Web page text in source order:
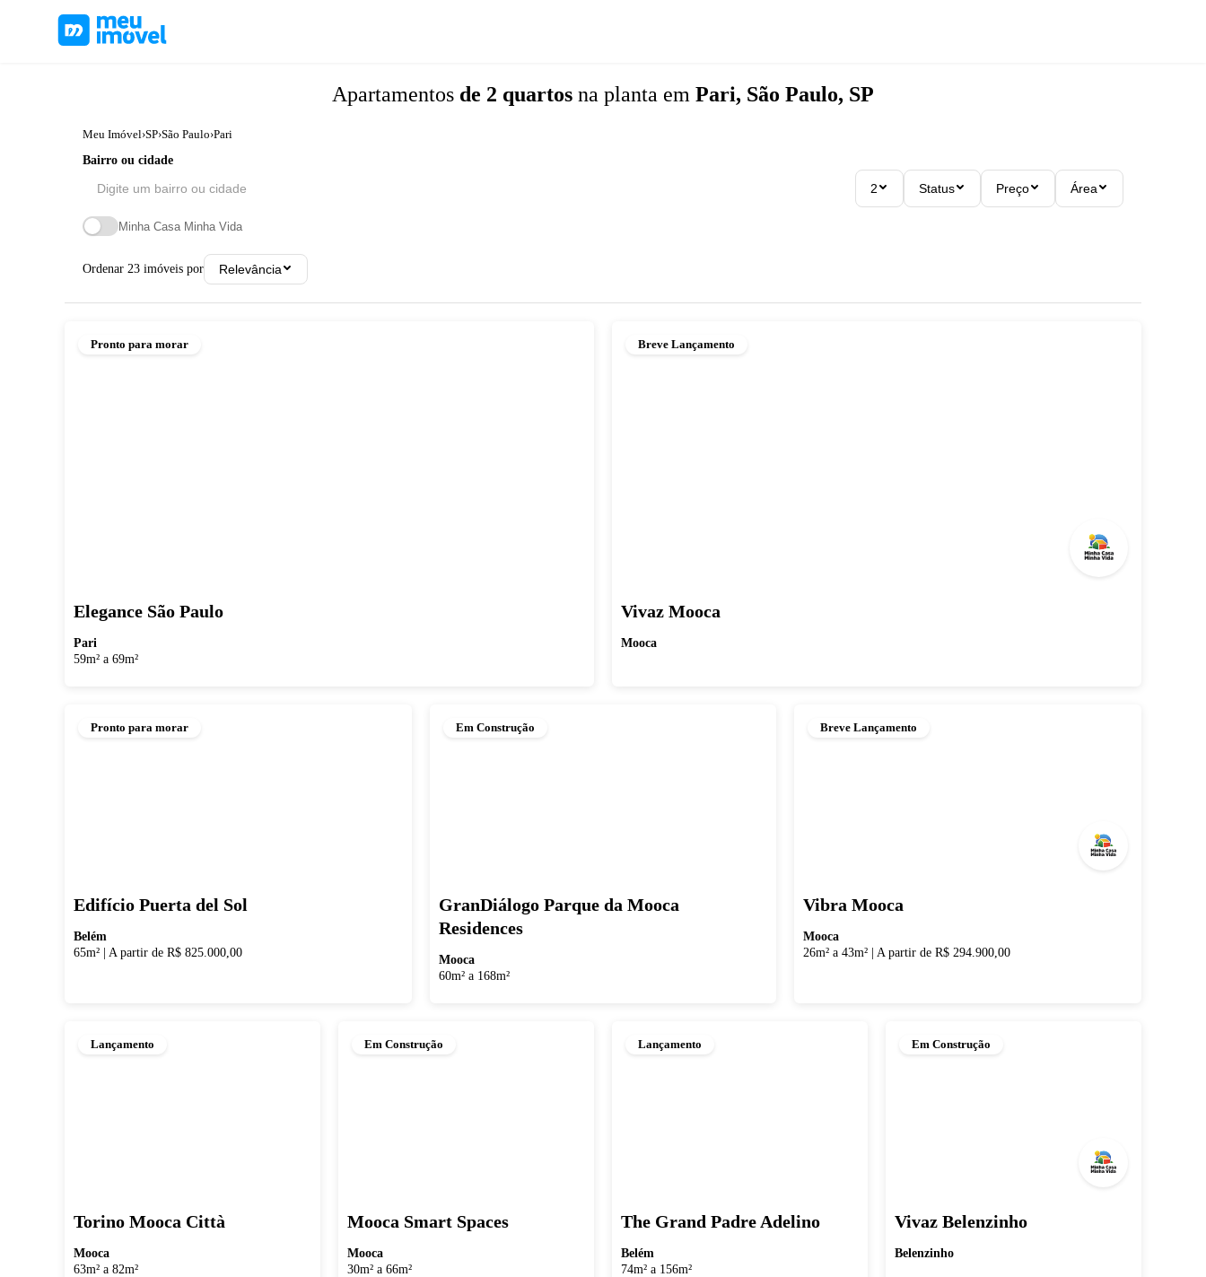
Apartamentos de 2 quartos na planta em Pari, São Paulo, SP
Meu Imóvel›SP›São Paulo›Pari
Bairro ou cidade
2 Status Preço Área
Minha Casa Minha Vida
Ordenar 23 imóveis por Relevância
Pronto para morar
Elegance São Paulo
Pari
59m² a 69m²
Breve Lançamento
Vivaz Mooca
Mooca
Pronto para morar
Edifício Puerta del Sol
Belém
65m²
A partir de R$ 825.000,00
Em Construção
GranDiálogo Parque da Mooca
Residences
Mooca
60m² a 168m²
Breve Lançamento
Vibra Mooca
Mooca
26m² a 43m² |A partir de R$ 294.900,00
Lançamento
Torino Mooca Città
Mooca
63m² a 82m²
Em Construção
Mooca Smart Spaces
Mooca
30m² a 66m²
Lançamento
The Grand Padre Adelino
Belém
74m² a 156m²
Em Construção
Vivaz Belenzinho
Belenzinho